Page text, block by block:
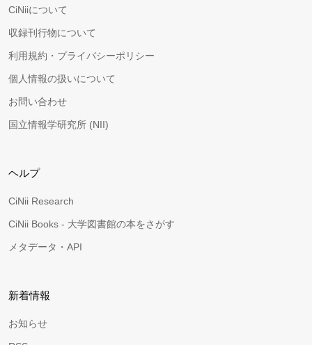
CiNiiについて
収録刊行物について
利用規約・プライバシーポリシー
個人情報の扱いについて
お問い合わせ
国立情報学研究所 (NII)
ヘルプ
CiNii Research
CiNii Books - 大学図書館の本をさがす
メタデータ・API
新着情報
お知らせ